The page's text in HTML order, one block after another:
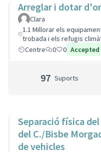
Arreglar i dotar
Clara
1.1 Millorar els
trobada i els refugis
Centre
0 0 Accepted
97 Suports
Separació física
del C./Bisbe
de vehicles